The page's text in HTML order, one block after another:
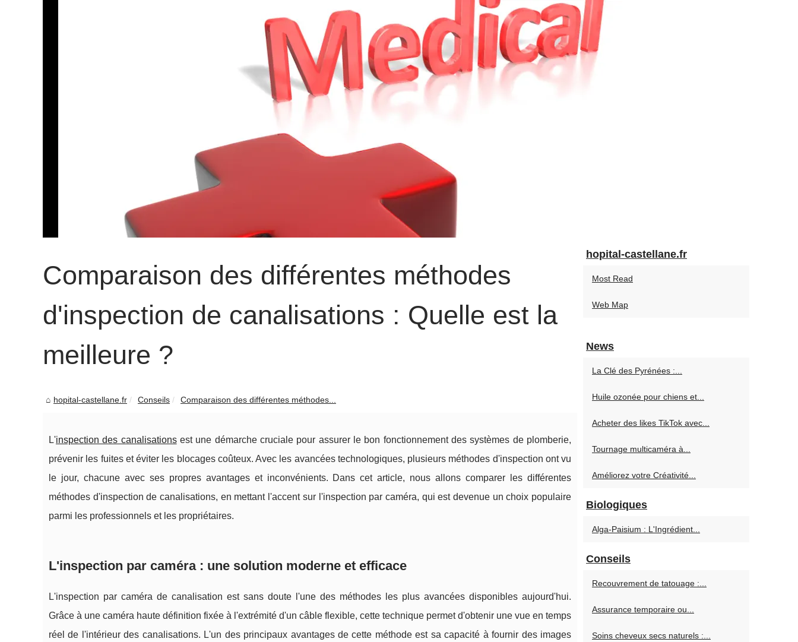
Comparaison des différentes méthodes
d'inspection de canalisations : Quelle est la
meilleure ?
hopital-castellane.fr Conseils Comparaison des différentes méthodes...
L'inspection des canalisationsest une démarche cruciale pour assurer le bon fonctionnement des systèmes de plomberie,
prévenir les fuites et éviter les blocages coûteux. Avec les avancées technologiques, plusieurs méthodes d'inspection ont vu
le jour, chacune avec ses propres avantages et inconvénients. Dans cet article, nous allons comparer les différentes
méthodes d'inspection de canalisations, en mettant l'accent sur l'inspection par caméra, qui est devenue un choix populaire
parmi les professionnels et les propriétaires.
L'inspection par caméra : une solution moderne et efficace
L'inspection par caméra de canalisation est sans doute l'une des méthodes les plus avancées disponibles aujourd'hui.
Grâce à une caméra haute définition fixée à l'extrémité d'un câble flexible, cette technique permet d'obtenir une vue en temps
réel de l'intérieur des canalisations. L'un des principaux avantages de cette méthode est sa capacité à fournir des images
hopital-castellane.fr
Most Read
Web Map
News
La Clé des Pyrénées :...
Huile ozonée pour chiens et...
Acheter des likes TikTok avec...
Tournage multicaméra à...
Améliorez votre Créativité...
Biologiques
Alga-Paisium : L'Ingrédient...
Conseils
Recouvrement de tatouage :...
Assurance temporaire ou...
Soins cheveux secs naturels :...